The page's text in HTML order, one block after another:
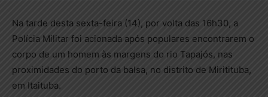
Na tarde desta sexta-feira (14), por volta das 16h30, a
Polícia Militar foi acionada após populares encontrarem o
corpo de um homem às margens do rio Tapajós, nas
proximidades do porto da balsa, no distrito de Miritituba,
em Itaituba.